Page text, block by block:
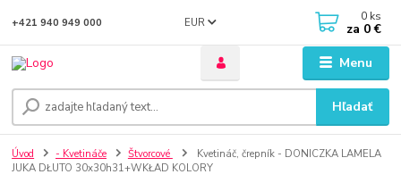
Menu
EUR
Hľadať
+421 940 949 000 0 ks
za 0 €
Úvod - Kvetináče Štvorcové
Kvetináč, črepník - DONICZKA LAMELA
JUKA DŁUTO 30x30h31+WKŁAD KOLORY